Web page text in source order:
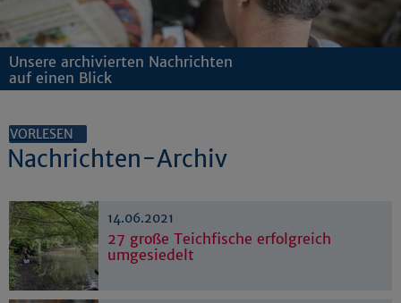
Unsere archivierten Nachrichten
auf einen Blick
VORLESEN
Nachrichten-Archiv
14.06.2021
27 große Teichfische erfolgreich
umgesiedelt